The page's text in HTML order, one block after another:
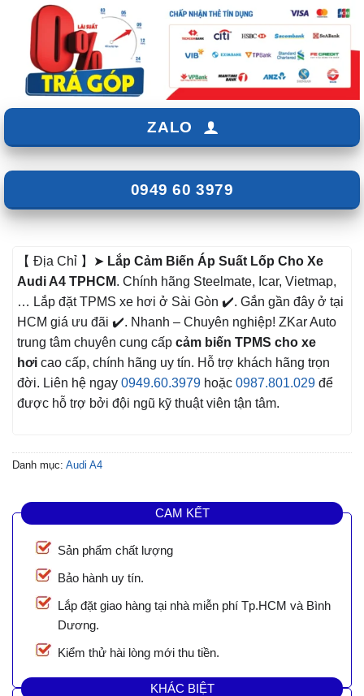
ZALO
0949 60 3979
【 Địa Chỉ 】➤ Lắp Cảm Biến Áp Suất Lốp Cho Xe
Audi A4 TPHCM. Chính hãng Steelmate, Icar, Vietmap,
… Lắp đặt TPMS xe hơi ở Sài Gòn ✔️. Gắn gần đây ở tại
HCM giá ưu đãi ✔️. Nhanh – Chuyên nghiệp! ZKar Auto
trung tâm chuyên cung cấp cảm biến TPMS cho xe
hơi cao cấp, chính hãng uy tín. Hỗ trợ khách hãng trọn
đời. Liên hệ ngay 0949.60.3979 hoặc 0987.801.029 để
được hỗ trợ bởi đội ngũ kỹ thuật viên tận tâm.
Danh mục: Audi A4
CAM KẾT
Sản phẩm chất lượng
Bảo hành uy tín.
Lắp đặt giao hàng tại nhà miễn phí Tp.HCM và Bình
Dương.
Kiểm thử hài lòng mới thu tiền.
KHÁC BIỆT